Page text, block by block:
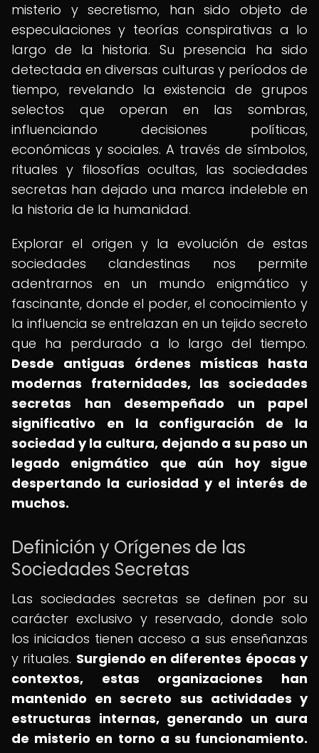
misterio y secretismo, han sido objeto de
especulaciones y teorías conspirativas a lo
largo de la historia. Su presencia ha sido
detectada en diversas culturas y períodos de
tiempo, revelando la existencia de grupos
selectos que operan en las sombras,
influenciando decisiones políticas,
económicas y sociales. A través de símbolos,
rituales y filosofías ocultas, las sociedades
secretas han dejado una marca indeleble en
la historia de la humanidad.
Explorar el origen y la evolución de estas
sociedades clandestinas nos permite
adentrarnos en un mundo enigmático y
fascinante, donde el poder, el conocimiento y
la influencia se entrelazan en un tejido secreto
que ha perdurado a lo largo del tiempo.
Desde antiguas órdenes místicas hasta
modernas fraternidades, las sociedades
secretas han desempeñado un papel
significativo en la configuración de la
sociedad y la cultura, dejando a su paso un
legado enigmático que aún hoy sigue
despertando la curiosidad y el interés de
muchos.
Definición y Orígenes de las
Sociedades Secretas
Las sociedades secretas se definen por su
carácter exclusivo y reservado, donde solo
los iniciados tienen acceso a sus enseñanzas
y rituales. Surgiendo en diferentes épocas y
contextos, estas organizaciones han
mantenido en secreto sus actividades y
estructuras internas, generando un aura
de misterio en torno a su funcionamiento.